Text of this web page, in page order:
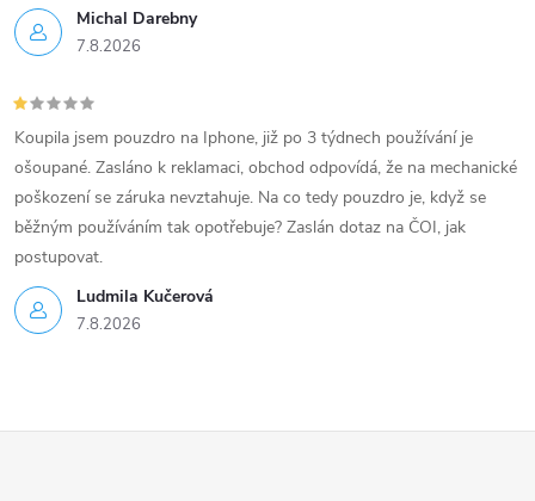
Michal Darebny
7.8.2026
Ludmila Kučerová
7.8.2026
Koupila jsem pouzdro na Iphone, již po 3 týdnech používání je
ošoupané. Zasláno k reklamaci, obchod odpovídá, že na mechanické
poškození se záruka nevztahuje. Na co tedy pouzdro je, když se
běžným používáním tak opotřebuje? Zaslán dotaz na ČOI, jak
postupovat.